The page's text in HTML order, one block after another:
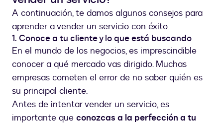
A continuación, te damos algunos consejos para
aprender a vender un servicio con éxito.
1. Conoce a tu cliente y lo que está buscando
En el mundo de los negocios, es imprescindible
conocer a qué mercado vas dirigido. Muchas
empresas cometen el error de no saber quién es
su principal cliente.
Antes de intentar vender un servicio, es
importante que conozcas a la perfección a tu